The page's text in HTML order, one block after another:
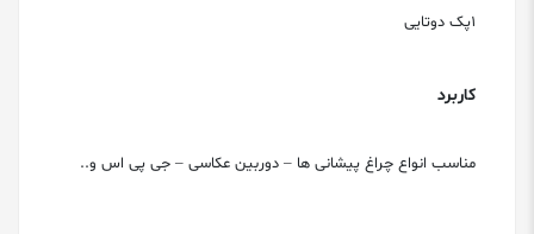
1پک دوتایی
کاربرد
مناسب انواع چراغ پیشانی ها – دوربین عکاسی – جی پی اس و..